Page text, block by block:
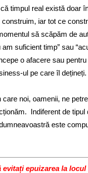
timpul real există doar
iar tot ce
să scăpăm de
am suficient timp” sau
o afacere sau
ul pe care îl dețineți.
noi, oamenii, ne
Indiferent de tipul
este
evitați epuizarea la locul